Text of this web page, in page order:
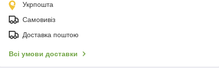
Укрпошта
Самовивіз
Доставка поштою
Всі умови доставки